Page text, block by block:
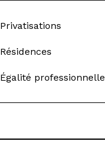
Privatisations
Résidences
Égalité professionnelle